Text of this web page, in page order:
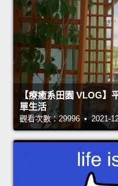
【療癒系田園 VLOG】
單生活
觀看次數：29996 • 2021-